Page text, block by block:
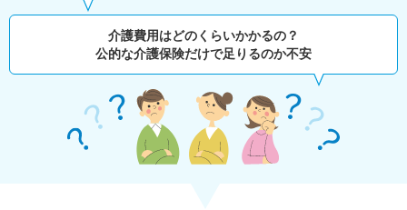
介護費用はどのくらいかかるの？
公的な介護保険だけで足りるのか不安